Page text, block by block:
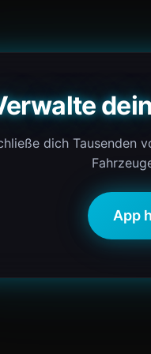
dich Tausenden
App